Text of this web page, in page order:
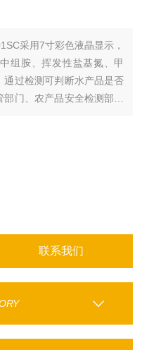
采用7寸彩色液晶显示，
组胺、挥发性盐基氮、甲
过检测可判断水产品是否
门、农产品安全检测部门
联系我们